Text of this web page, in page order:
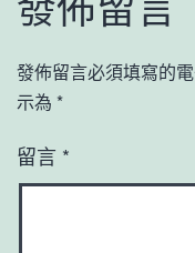
發佈留言必須填寫的
示為 *
留言 *